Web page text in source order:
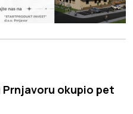
Prnjavoru okupio pet